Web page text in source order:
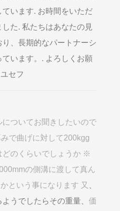
います. お時間をいただ
た. 私たちはあなたの見
、長期的なパートナーシ
います。. よろしくお願
セフ
ついてお聞きしたいので
で曲げに対して200kgg
どのくらいでしょうか ※
の側溝に渡して真ん
という事になります 又
うでしたらその重量、 価